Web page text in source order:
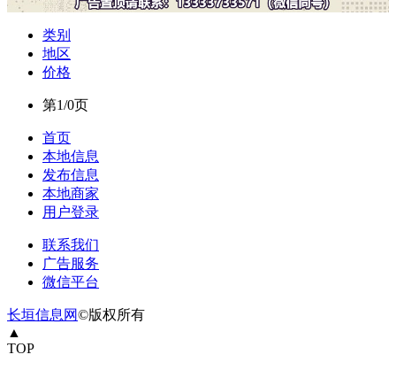
类别
地区
价格
第1/0页
首页
本地信息
发布信息
本地商家
用户登录
联系我们
广告服务
微信平台
长垣信息网©版权所有
▲
TOP